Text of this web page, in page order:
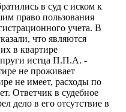
в суд с иском к
право пользования
учета. В
что являются
в квартире
истца П.П.А. -
не проживает
не имеет, расходы по
Ответчик в судебное
дело в его отсутствие в